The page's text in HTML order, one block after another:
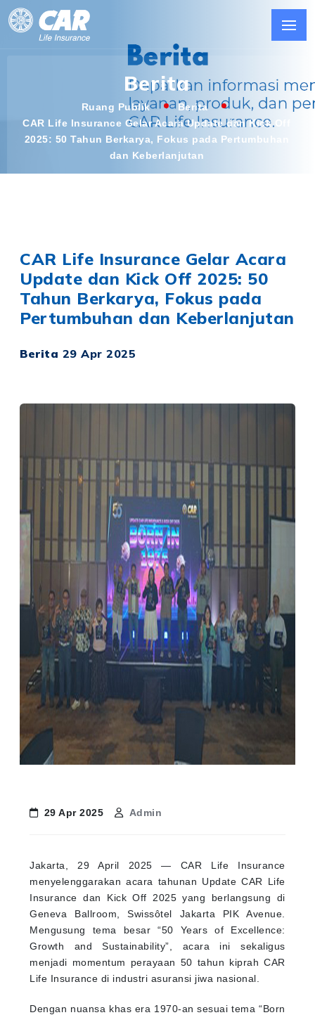
Berita
Ruang Publik
Berita
CAR Life Insurance Gelar Acara Update dan Kick Off
2025: 50 Tahun Berkarya, Fokus pada Pertumbuhan
dan Keberlanjutan
CAR Life Insurance Gelar Acara
Update dan Kick Off 2025: 50
Tahun Berkarya, Fokus pada
Pertumbuhan dan Keberlanjutan
Berita 29 Apr 2025
29 Apr 2025 Admin
Jakarta, 29 April 2025 — CAR Life Insurance
menyelenggarakan acara tahunan Update CAR Life
Insurance dan Kick Off 2025 yang berlangsung di
Geneva Ballroom, Swissôtel Jakarta PIK Avenue.
Mengusung tema besar “50 Years of Excellence:
Growth and Sustainability”, acara ini sekaligus
menjadi momentum perayaan 50 tahun kiprah CAR
Life Insurance di industri asuransi jiwa nasional.
Dengan nuansa khas era 1970-an sesuai tema “Born